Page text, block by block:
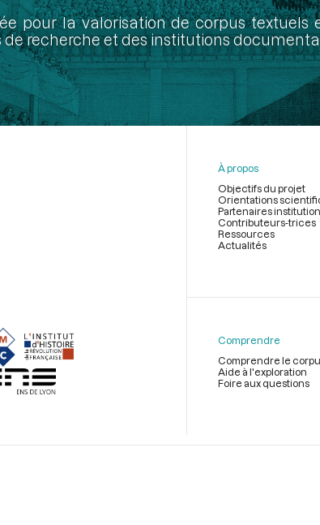
pour la valorisation de corpus
recherche et des institutions
page
À propos
Objectifs du projet
Orientations
Partenaires
Contributeurs-trices
Ressources
Actualités
Comprendre
Comprendre le
Aide à l'exploration
Foire aux questions